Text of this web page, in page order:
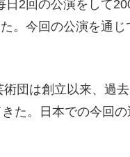
2回の公演をして
。今回の公演を通
団は創立以来、過
た。日本での今回